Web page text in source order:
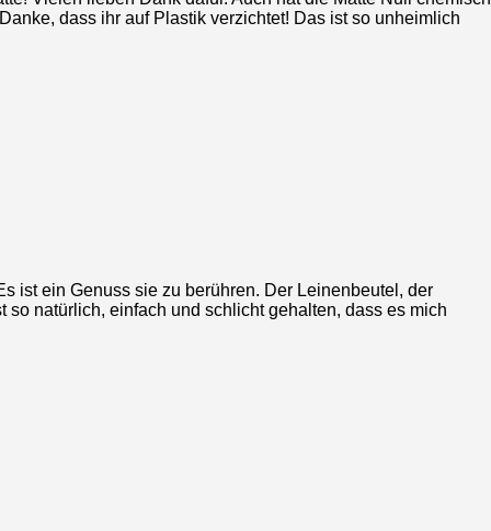
dass ihr auf Plastik verzichtet! Das ist so unheimlich
ist ein Genuss sie zu berühren. Der Leinenbeutel, der
natürlich, einfach und schlicht gehalten, dass es mich